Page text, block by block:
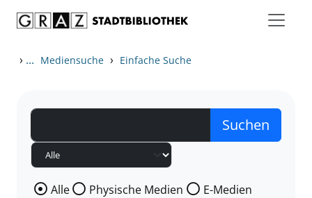
› ... Mediensuche › Einfache Suche
Wählen Sie die Medienart nach der Sie suchen wollen.
Alle Physische Medien
E-Medien